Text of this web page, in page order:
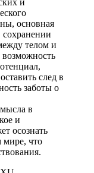
основная
сохранении
телом и
след в
заботы о
в
и
осознать
мире, что